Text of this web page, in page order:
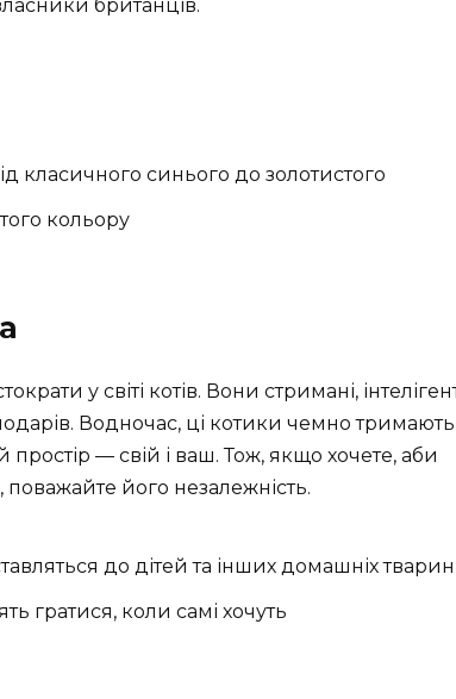
британців.
класичного синього до золотистого
кольору
у світі котів. Вони стримані,
Водночас, ці котики чемно тримають
— свій і ваш. Тож, якщо хочете, аби
його незалежність.
до дітей та інших домашніх тварин
гратися, коли самі хочуть